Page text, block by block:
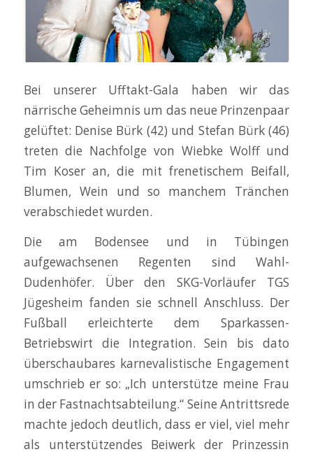
Bei unserer Ufftakt-Gala haben wir das
närrische Geheimnis um das neue Prinzenpaar
gelüftet: Denise Bürk (42) und Stefan Bürk (46)
treten die Nachfolge von Wiebke Wolff und
Tim Koser an, die mit frenetischem Beifall,
Blumen, Wein und so manchem Tränchen
verabschiedet wurden.
Die am Bodensee und in Tübingen
aufgewachsenen Regenten sind Wahl-
Dudenhöfer. Über den SKG-Vorläufer TGS
Jügesheim fanden sie schnell Anschluss. Der
Fußball erleichterte dem Sparkassen-
Betriebswirt die Integration. Sein bis dato
überschaubares karnevalistische Engagement
umschrieb er so: „Ich unterstütze meine Frau
in der Fastnachtsabteilung.“ Seine Antrittsrede
machte jedoch deutlich, dass er viel, viel mehr
als unterstützendes Beiwerk der Prinzessin